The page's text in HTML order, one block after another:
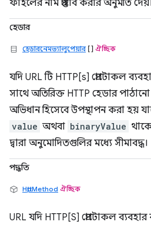
ফাইলের নাম প্রস্তাব করার অনুমতি
হেডার
হেডারনেমভ্যালুপেয়ার[] ঐচ্ছিক
যদি URL টি HTTP[s] প্রোটোকল
সাথে অতিরিক্ত HTTP হেডার পাঠানো
অভিধান হিসেবে উপস্থাপন করা হয়
value অথবা binaryValue
দ্বারা অনুমোদিতগুলির মধ্যে সীমাবদ্ধ।
পদ্ধতি
HttpMethod ঐচ্ছিক
URL যদি HTTP[S] প্রোটোকল